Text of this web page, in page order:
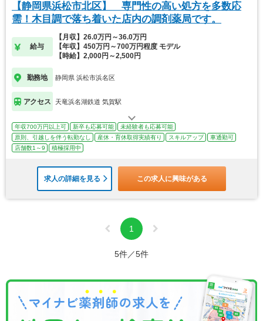
【静岡県浜松市北区】 専門性の高い処方を多数応
需！木目調で落ち着いた店内の調剤薬局です。
給与
【月収】26.0万円～36.0万円
【年収】450万円～700万円程度 モデル
【時給】2,000円～2,500円
勤務地 静岡県 浜松市浜名区
アクセス 天竜浜名湖鉄道 気賀駅
年収700万円以上可 新卒も応募可能
未経験者も応募可能
原則、引越しを伴う転勤なし
産休・育休取得実績有り スキルアップ
車通勤可
店舗数1～9
積極採用中
求人の詳細を見る この求人に興味がある
1
5件／5件